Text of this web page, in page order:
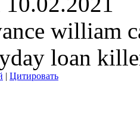
william
loan
| Цитировать